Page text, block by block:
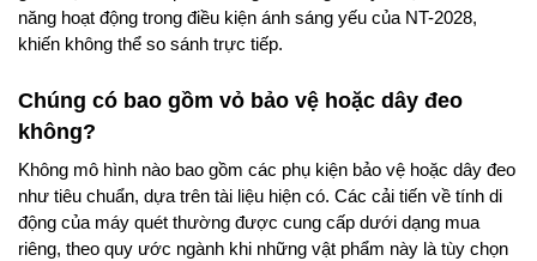
năng hoạt động trong điều kiện ánh sáng yếu của NT-2028,
khiến không thể so sánh trực tiếp.
Chúng có bao gồm vỏ bảo vệ hoặc dây đeo
không?
Không mô hình nào bao gồm các phụ kiện bảo vệ hoặc dây đeo
như tiêu chuẩn, dựa trên tài liệu hiện có. Các cải tiến về tính di
động của máy quét thường được cung cấp dưới dạng mua
riêng, theo quy ước ngành khi những vật phẩm này là tùy chọn